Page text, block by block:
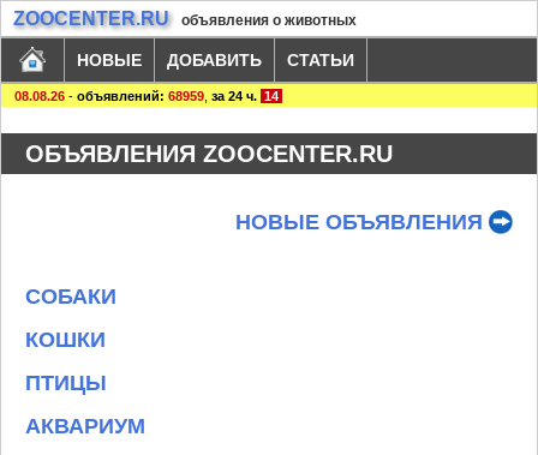
ZOOCENTER.RU объявления о животных
НОВЫЕ ДОБАВИТЬ СТАТЬИ
08.08.26 - объявлений: 68959 за 24 ч. 14
ОБЪЯВЛЕНИЯ ZOOCENTER.RU
НОВЫЕ ОБЪЯВЛЕНИЯ
СОБАКИ
КОШКИ
ПТИЦЫ
АКВАРИУМ